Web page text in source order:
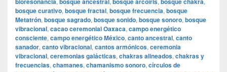
bosque curativo, bosque fractal, bosque frecuencia, bosque
Metatrón, bosque sagrado, bosque sonido, bosque sonoro, bosque
vibracional, cacao ceremonial Oaxaca, campo energético
consciente, campo energético México, canto ancestral, canto
sanador, canto vibracional, cantos armónicos, ceremonia
vibracional, ceremonias galácticas, chakras alineados, chakras y
frecuencias, chamanes, chamanismo sonoro, círculos de